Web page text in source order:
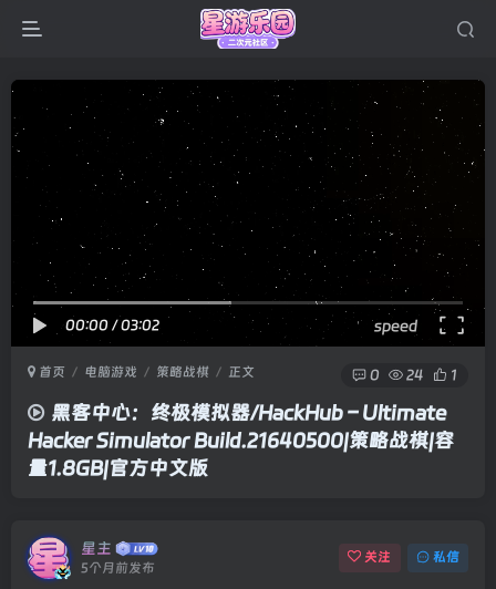
00:00 /03:02 speed
首页 电脑游戏 策略战棋 正文 0 24 1
黑客中心：终极模拟器/HackHub – Ultimate
Hacker Simulator Build.21640500|策略战棋|容
量1.8GB|官方中文版
星主
5个月前发布
关注 私信